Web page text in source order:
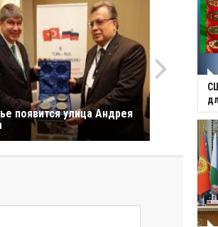
появится улица Андрея